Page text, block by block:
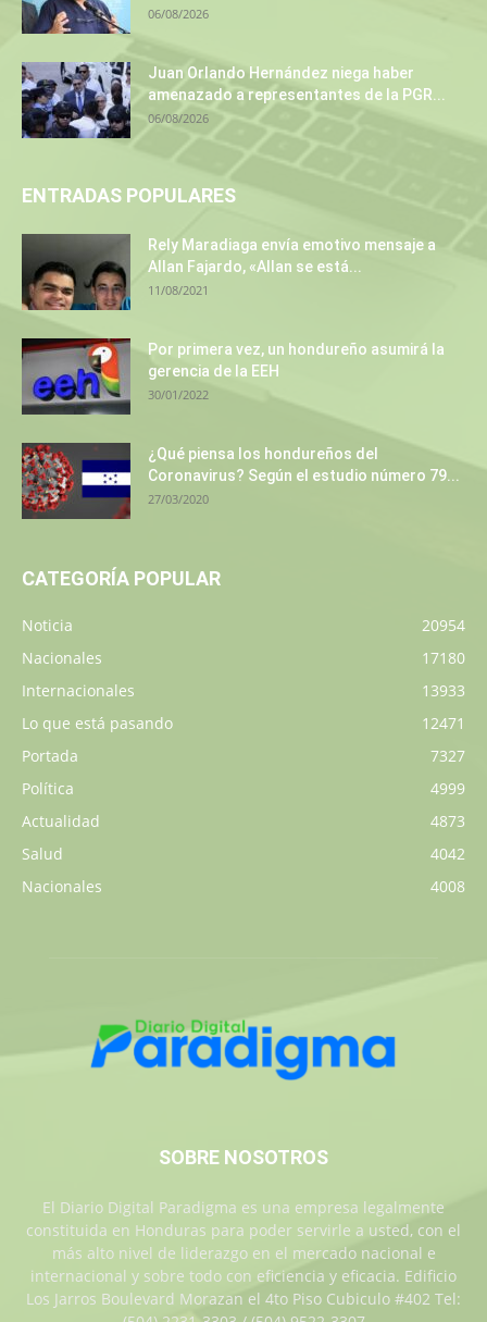
06/08/2026
Juan Orlando Hernández niega haber
amenazado a representantes de la PGR...
06/08/2026
ENTRADAS POPULARES
Rely Maradiaga envía emotivo mensaje a
Allan Fajardo, «Allan se está...
11/08/2021
Por primera vez, un hondureño asumirá la
gerencia de la EEH
30/01/2022
¿Qué piensa los hondureños del
Coronavirus? Según el estudio número 79...
27/03/2020
CATEGORÍA POPULAR
Noticia
20954
Nacionales
17180
Internacionales
13933
Lo que está pasando
12471
Portada
7327
Política
4999
Actualidad
4873
Salud
4042
Nacionales
4008
SOBRE NOSOTROS
El Diario Digital Paradigma es una empresa legalmente
constituida en Honduras para poder servirle a usted, con el
más alto nivel de liderazgo en el mercado nacional e
internacional y sobre todo con eficiencia y eficacia. Edificio
Los Jarros Boulevard Morazan el 4to Piso Cubiculo #402 Tel: